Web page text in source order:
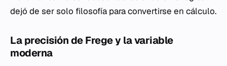
dejó de ser solo filosofía para convertirse en cálculo.
La precisión de Frege y la variable
moderna